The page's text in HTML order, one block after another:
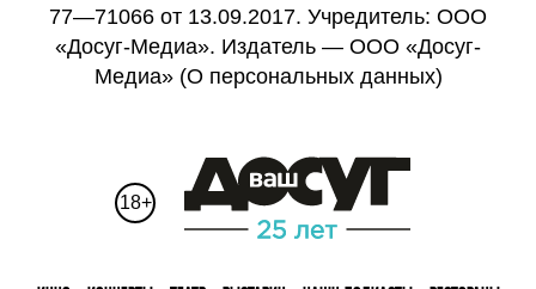
77—71066 от 13.09.2017. Учредитель: ООО
«Досуг-Медиа». Издатель — ООО «Досуг-
Медиа» (О персональных данных)
18+